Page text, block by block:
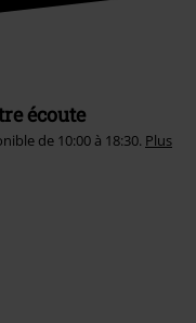
écoute
de 10:00 à 18:30. Plus